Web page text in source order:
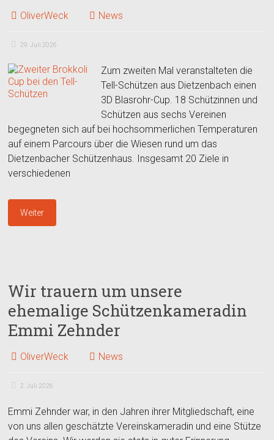
OliverWeck News
29. Juli 2026
Zum zweiten Mal veranstalteten die
Tell-Schützen aus Dietzenbach einen
3D Blasrohr-Cup. 18 Schützinnen und
Schützen aus sechs Vereinen
begegneten sich auf bei hochsommerlichen Temperaturen
auf einem Parcours über die Wiesen rund um das
Dietzenbacher Schützenhaus. Insgesamt 20 Ziele in
verschiedenen
Weiter
Wir trauern um unsere
ehemalige Schützenkameradin
Emmi Zehnder
OliverWeck News
2. Juli 2026
Emmi Zehnder war, in den Jahren ihrer Mitgliedschaft, eine
von uns allen geschätzte Vereinskameradin und eine Stütze